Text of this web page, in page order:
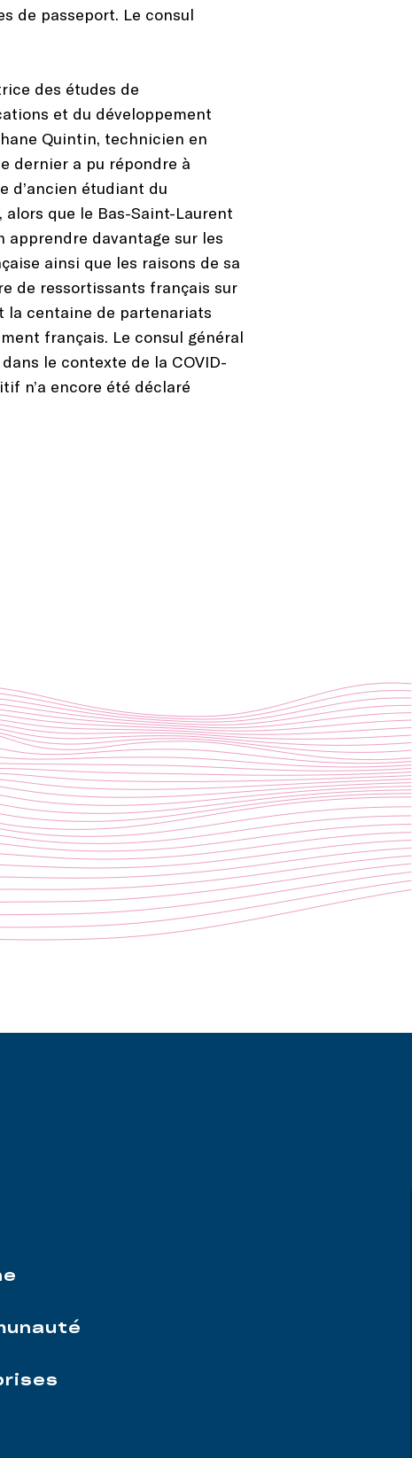
de passeport. Le consul
des études de
et du développement
Quintin, technicien en
dernier a pu répondre à
d’ancien étudiant du
que le Bas-Saint-Laurent
apprendre davantage sur les
ainsi que les raisons de sa
de ressortissants français sur
la centaine de partenariats
français. Le consul général
le contexte de la COVID-
n’a encore été déclaré